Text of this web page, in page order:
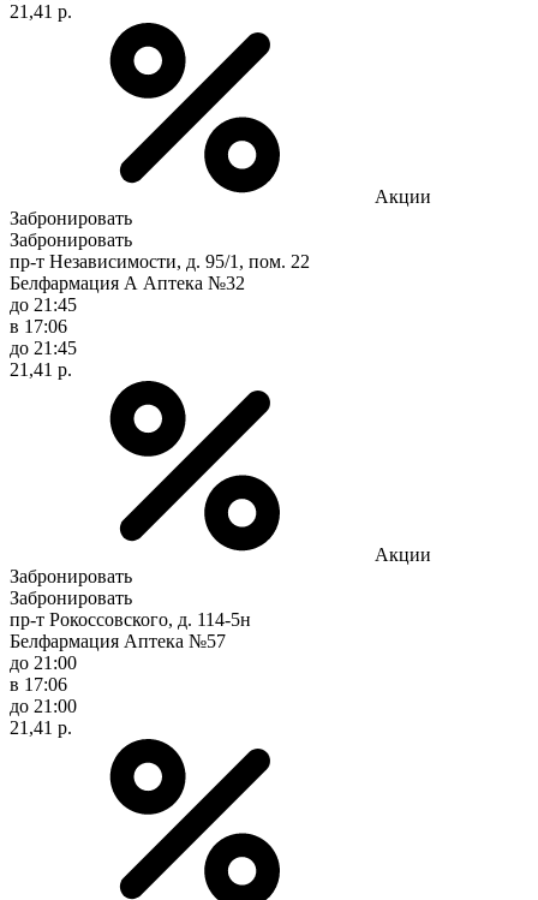
21,41 р.
Акции
Забронировать
Забронировать
пр-т Независимости, д. 95/1, пом. 22
Белфармация А Аптека №32
до 21:45
в 17:06
до 21:45
21,41 р.
Акции
Забронировать
Забронировать
пр-т Рокоссовского, д. 114-5н
Белфармация Аптека №57
до 21:00
в 17:06
до 21:00
21,41 р.